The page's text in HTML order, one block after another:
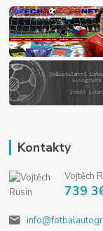
Kontakty
Vojtěch
739